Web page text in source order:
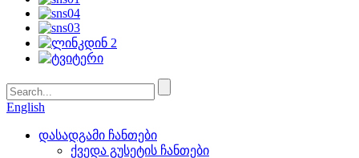
English
დასადგამი ჩანთები
ქვედა გუსეტის ჩანთები